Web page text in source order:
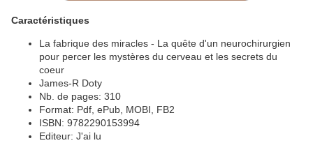
Caractéristiques
La fabrique des miracles - La quête d'un neurochirurgien
pour percer les mystères du cerveau et les secrets du
coeur
James-R Doty
Nb. de pages: 310
Format: Pdf, ePub, MOBI, FB2
ISBN: 9782290153994
Editeur: J'ai lu